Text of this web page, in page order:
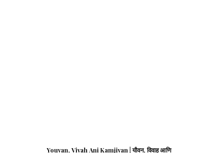
Youvan, Vivah Ani Kamjivan | यौवन, विवाह आणि